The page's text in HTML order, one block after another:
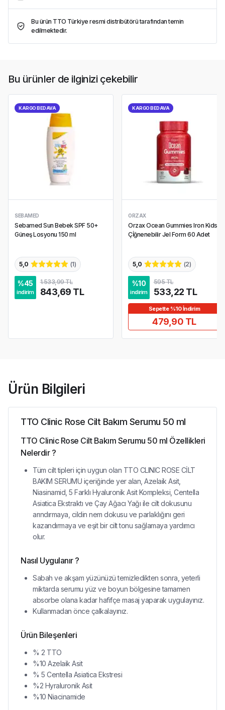
Bu ürün TTO Türkiye resmi distribütörü tarafından temin
edilmektedir.
Bu ürünler de ilginizi çekebilir
KARGO BEDAVA
SEBAMED
Sebamed Sun Bebek SPF 50+
Güneş Losyonu 150 ml
5,0 (1)
%45
indirim
1.533,99 TL
843,69 TL
KARGO BEDAVA
ORZAX
Orzax Ocean Gummies Iron Kids
Çİğnenebilir Jel Form 60 Adet
5,0 (2)
%10
indirim
595 TL
533,22 TL
Sepette %10 İndirim
479,90 TL
Ürün Bilgileri
TTO Clinic Rose Cilt Bakım Serumu 50 ml
TTO Clinic Rose Cilt Bakım Serumu 50 ml Özellikleri
Nelerdir ?
Tüm cilt tipleri için uygun olan TTO CLINIC ROSE CİLT
BAKIM SERUMU içeriğinde yer alan, Azelaik Asit,
Niasinamid, 5 Farklı Hyaluronik Asit Kompleksi, Centella
Asiatica Ekstraktı ve Çay Ağacı Yağı ile cilt dokusunu
arındırmaya, cildin nem dokusu ve parlaklığını geri
kazandırmaya ve eşit bir cilt tonu sağlamaya yardımcı
olur.
Nasıl Uygulanır ?
Sabah ve akşam yüzünüzü temizledikten sonra, yeterli
miktarda serumu yüz ve boyun bölgesine tamamen
absorbe olana kadar hafifçe masaj yaparak uygulayınız.
Kullanmadan önce çalkalayınız.
Ürün Bileşenleri
% 2 TTO
%10 Azelaik Asit
% 5 Centella Asiatica Ekstresi
%2 Hyraluronik Asit
%10 Niacinamide